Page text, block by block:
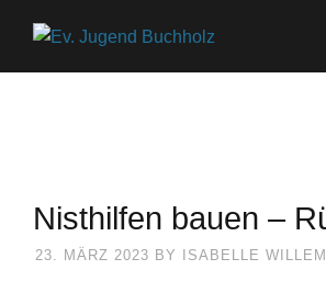
Nisthilfen bauen –
23. MÄRZ 2023 BY ISABELLE